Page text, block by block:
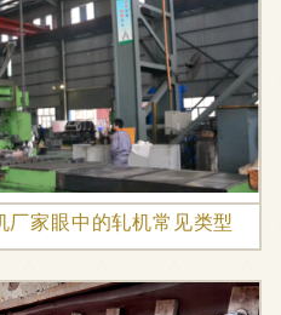
家眼中的轧机常见类型